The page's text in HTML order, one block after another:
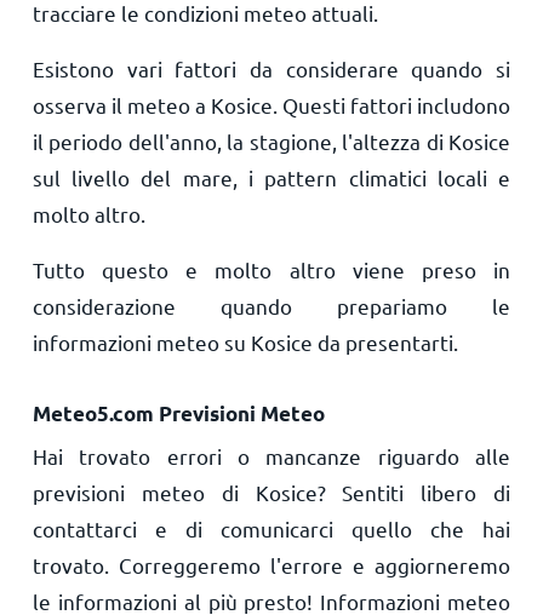
tracciare le condizioni meteo attuali.
Esistono vari fattori da considerare quando si
osserva il meteo a Kosice. Questi fattori includono
il periodo dell'anno, la stagione, l'altezza di Kosice
sul livello del mare, i pattern climatici locali e
molto altro.
Tutto questo e molto altro viene preso in
considerazione quando prepariamo le
informazioni meteo su Kosice da presentarti.
Meteo5.com Previsioni Meteo
Hai trovato errori o mancanze riguardo alle
previsioni meteo di Kosice? Sentiti libero di
contattarci e di comunicarci quello che hai
trovato. Correggeremo l'errore e aggiorneremo
le informazioni al più presto! Informazioni meteo